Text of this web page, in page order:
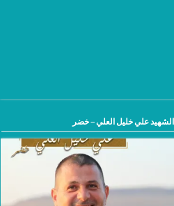
علي خليل العلي – خضر